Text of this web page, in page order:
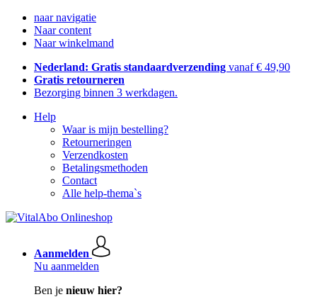
naar navigatie
Naar content
Naar winkelmand
Nederland: Gratis standaardverzending vanaf € 49,90
Gratis retourneren
Bezorging binnen 3 werkdagen.
Help
Waar is mijn bestelling?
Retourneringen
Verzendkosten
Betalingsmethoden
Contact
Alle help-thema`s
Aanmelden
Nu aanmelden
Ben je nieuw hier?